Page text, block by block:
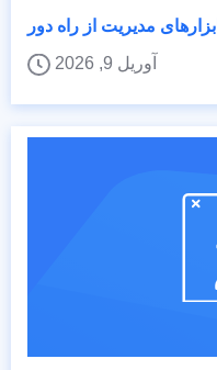
ابزارهای مدیریت از راه دور
آوریل 9, 2026